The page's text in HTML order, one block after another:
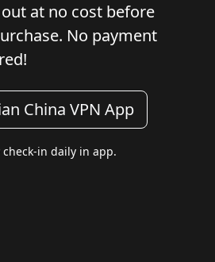
out at no cost before
No payment
China VPN App
in daily in app.